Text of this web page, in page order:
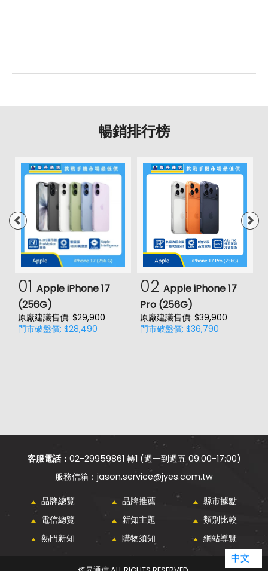
暢銷排行榜
01 Apple iPhone 17
(256G)
原廠建議售價: $29,900
門市破盤價: $28,490
02 Apple iPhone 17
Pro (256G)
原廠建議售價: $39,900
門市破盤價: $36,790
客服電話： 02-29959861 轉1 (週一到週五 09:00-17:00)
jason.service@jyes.com.tw
品牌總覽 品牌推薦
縣市據點
電信總覽
新知主題
類別比較
熱門新知
購物須知 網站導覽
中文